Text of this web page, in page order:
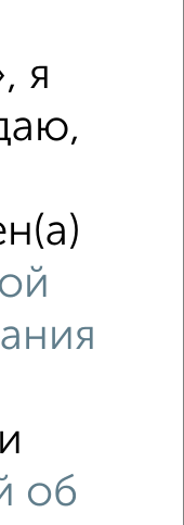
Маркса 55
я
и
об